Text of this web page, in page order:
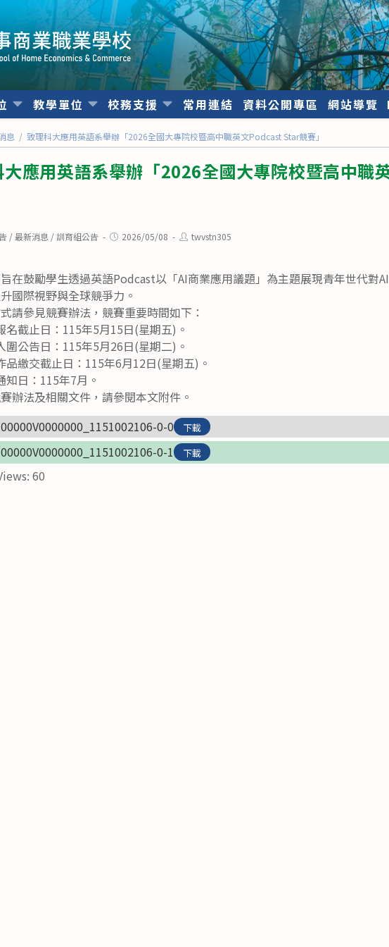
教學單位 校務支援 常用連結 資料公開專區 網站導覽
息 / 致理科大應用英語系舉辦「2026全國大專院校暨高中職英文Podcast Star競賽」
大應用英語系舉辦「2026全國大專院校暨高中
/ 最新消息 / 訓育組公告
Post2026/05/08
Posttwvstn305
在鼓勵學生透過英語Podcast以「AI商業應用議題」為主題展現青年世代對
國際視野與全球競爭力。
請參見競賽辦法，競賽重要時間如下：
名截止日：115年5月15日(星期五)。
圍公告日：115年5月26日(星期二)。
品繳交截止日：115年6月12日(星期五)。
知日：115年7月。
辦法及相關文件，請參閱本文附件。
0-0
下載
0-1 下載
60